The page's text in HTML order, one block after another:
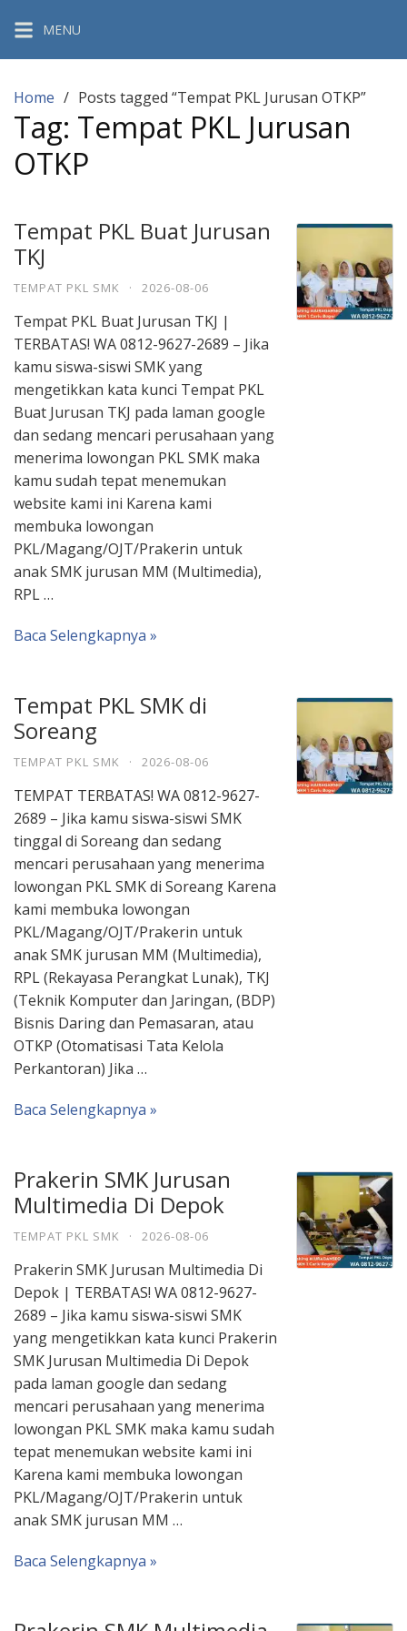
content
MENU
Home Posts tagged “Tempat PKL Jurusan OTKP”
Tag: Tempat PKL Jurusan
OTKP
Tempat PKL Buat Jurusan
TKJ
TEMPAT PKL SMK · 2026-08-06
Tempat PKL Buat Jurusan TKJ |
TERBATAS! WA 0812-9627-2689 – Jika
kamu siswa-siswi SMK yang
mengetikkan kata kunci Tempat PKL
Buat Jurusan TKJ pada laman google
dan sedang mencari perusahaan yang
menerima lowongan PKL SMK maka
kamu sudah tepat menemukan
website kami ini Karena kami
membuka lowongan
PKL/Magang/OJT/Prakerin untuk
anak SMK jurusan MM (Multimedia),
RPL …
Baca Selengkapnya »
Tempat PKL SMK di
Soreang
TEMPAT PKL SMK · 2026-08-06
TEMPAT TERBATAS! WA 0812-9627-
2689 – Jika kamu siswa-siswi SMK
tinggal di Soreang dan sedang
mencari perusahaan yang menerima
lowongan PKL SMK di Soreang Karena
kami membuka lowongan
PKL/Magang/OJT/Prakerin untuk
anak SMK jurusan MM (Multimedia),
RPL (Rekayasa Perangkat Lunak), TKJ
(Teknik Komputer dan Jaringan, (BDP)
Bisnis Daring dan Pemasaran, atau
OTKP (Otomatisasi Tata Kelola
Perkantoran) Jika …
Baca Selengkapnya »
Prakerin SMK Jurusan
Multimedia Di Depok
TEMPAT PKL SMK · 2026-08-06
Prakerin SMK Jurusan Multimedia Di
Depok | TERBATAS! WA 0812-9627-
2689 – Jika kamu siswa-siswi SMK
yang mengetikkan kata kunci Prakerin
SMK Jurusan Multimedia Di Depok
pada laman google dan sedang
mencari perusahaan yang menerima
lowongan PKL SMK maka kamu sudah
tepat menemukan website kami ini
Karena kami membuka lowongan
PKL/Magang/OJT/Prakerin untuk
anak SMK jurusan MM …
Baca Selengkapnya »